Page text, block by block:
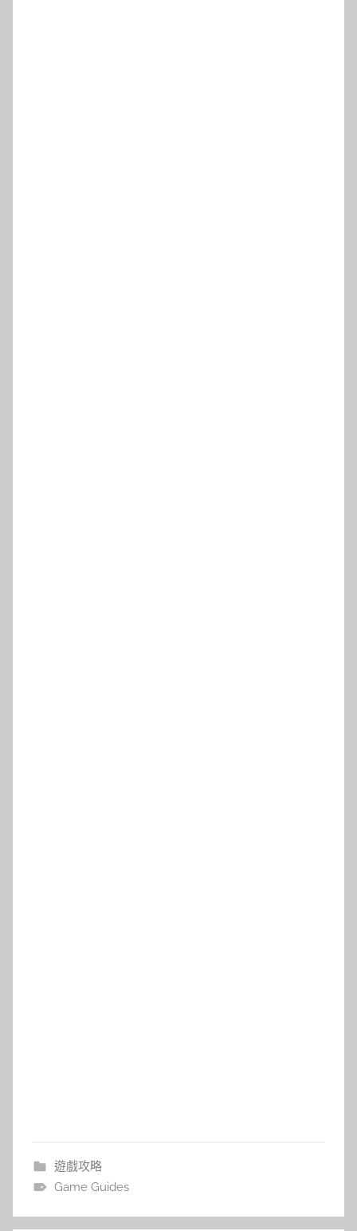
遊戲攻略
Game Guides